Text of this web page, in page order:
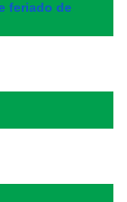
feriado de